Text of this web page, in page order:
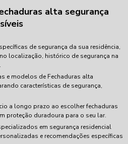
alta segurança
de segurança da sua residência,
localização, histórico de segurança na
e modelos de Fechaduras alta
características de segurança,
a longo prazo ao escolher fechaduras
proteção duradoura para o seu lar.
em segurança residencial
e recomendações específicas